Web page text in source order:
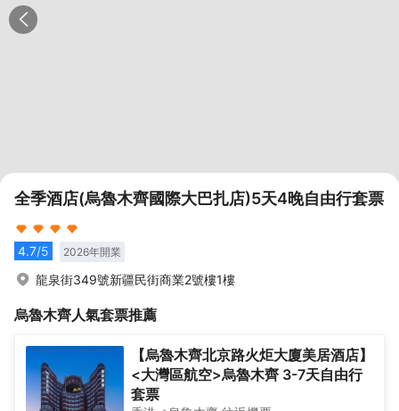
全季酒店(烏魯木齊國際大巴扎店)5天4晚自由行套票
4.7/5 2026年開業
龍泉街349號新疆民街商業2號樓1樓
烏魯木齊人氣套票推薦
【烏魯木齊北京路火炬大廈美居酒店】
<大灣區航空>烏魯木齊 3-7天自由行
套票